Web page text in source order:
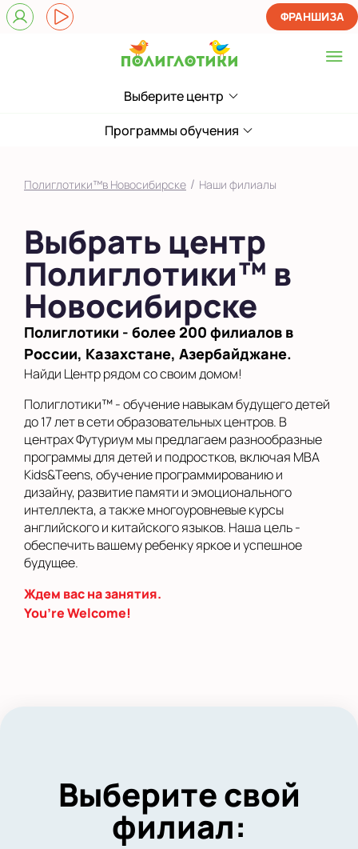
Выберите центр
Выберите центр
Родники
Выбрать другой город
ФРАНШИЗА
Программы обучения
Полиглотики™в Новосибирске / Наши филиалы
Выбрать центр
Полиглотики™ в
Новосибирске
Полиглотики - более 200 филиалов в
России, Казахстане, Азербайджане.
Найди Центр рядом со своим домом!
Полиглотики™ - обучение навыкам будущего детей
до 17 лет в сети образовательных центров. В
центрах Футуриум мы предлагаем разнообразные
программы для детей и подростков, включая MBA
Kids&Teens, обучение программированию и
дизайну, развитие памяти и эмоционального
интеллекта, а также многоуровневые курсы
английского и китайского языков. Наша цель -
обеспечить вашему ребенку яркое и успешное
будущее.
Ждем вас на занятия.
You’re Welcome!
Выберите свой
филиал: